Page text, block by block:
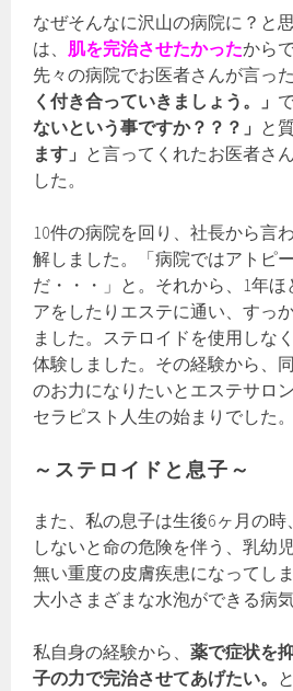
なぜそんなに沢山の病院に？と
は、 肌を完治させたかったから
先々の病院でお医者さんが言った
く付き合っていきましょう。」
ないという事ですか？？？」 と
ます」 と言ってくれたお医者さ
した。
10件の病院を回り、社長から言
解しました。「病院ではアトピ
だ・・・」と。それから、1年
アをしたりエステに通い、すっ
ました。ステロイドを使用しな
体験しました。その経験から、
のお力になりたいとエステサロ
セラピスト人生の始まりでした。
～ステロイドと息子～
また、私の息子は生後6ヶ月の
しないと命の危険を伴う、乳幼
無い重度の皮膚疾患になってし
大小さまざまな水泡ができる病気
私自身の経験から、薬で症状を
子の力で完治させてあげたい。